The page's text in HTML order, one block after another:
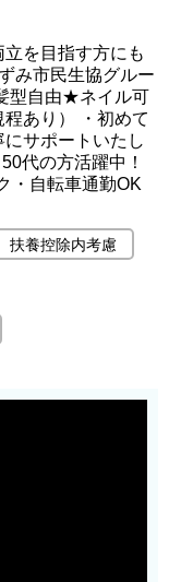
を目指す方にも
み市民生協グルー
型自由★ネイル可
あり） ・初めて
サポートいたし
代の方活躍中！
・自転車通勤OK
扶養控除内考慮